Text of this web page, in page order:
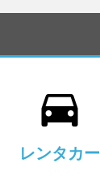
drive_eta
レンタカー